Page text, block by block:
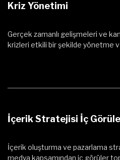
Kriz Yönetimi
Gerçek zamanlı gelişmeleri ve
krizleri etkili bir şekilde yönetme
İçerik Stratejisi İç
İçerik oluşturma ve pazarlama
medya kapsamından iç görüler